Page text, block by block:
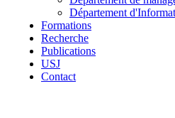
Département
Formations
Recherche
Publications
USJ
Contact